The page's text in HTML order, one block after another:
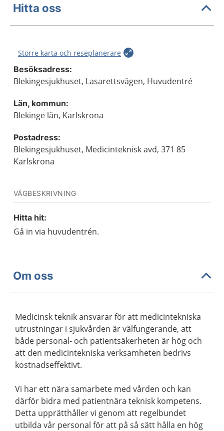
Hitta oss
Större karta och reseplanerare
Besöksadress:
Blekingesjukhuset, Lasarettsvägen, Huvudentré
Län, kommun:
Blekinge län, Karlskrona
Postadress:
Blekingesjukhuset, Medicinteknisk avd, 371 85
Karlskrona
VÄGBESKRIVNING
Hitta hit:
Gå in via huvudentrén.
Om oss
Medicinsk teknik ansvarar för att medicintekniska
utrustningar i sjukvården är välfungerande, att
både personal- och patientsäkerheten är hög och
att den medicintekniska verksamheten bedrivs
kostnadseffektivt.
Vi har ett nära samarbete med vården och kan
därför bidra med patientnära teknisk kompetens.
Detta upprätthåller vi genom att regelbundet
utbilda vår personal för att på så sätt hålla en hög